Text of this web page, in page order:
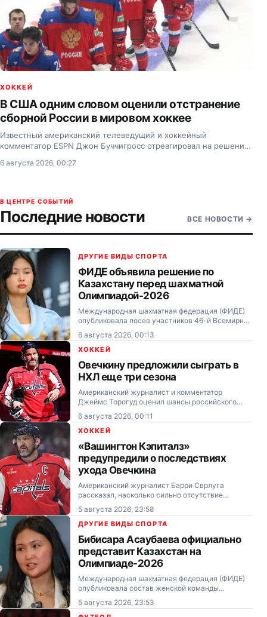
ХОККЕЙ
В США одним словом оценили отстранение
сборной России в мировом хоккее
Известный американский телеведущий и хоккейный
комментатор ESPN Джон Буччигросс отреагировал на решение
сборной России от международных соревнований.
6 августа 2026, 00:27
В ЦЕНТРЕ СОБЫТИЙ
Последние новости ВСЕ НОВОСТИ →
ДРУГИЕ ВИДЫ СПОРТА
ФИДЕ объявила решение по
Казахстану перед шахматной
Олимпиадой-2026
Международная шахматная федерация (ФИДЕ)
опубликовала посев участников 46-й Всемирной
(Узбекистан).
6 августа 2026, 00:13
ХОККЕЙ
Овечкину предложили сыграть в
НХЛ еще три сезона
Американский журналист и комментатор
Джеймс Торогуд оценил шансы российского
истории НХЛ забросить 1000 шайб в регулярных
чемпионатах.
6 августа 2026, 00:11
ХОККЕЙ
«Вашингтон Кэпиталз»
предупредили о последствиях
ухода Овечкина
Американский журналист Барри Сврлуга
рассказал, насколько сильно отсутствие
Кэпиталз» и спортивную жизнь столицы США.
5 августа 2026, 23:58
ДРУГИЕ ВИДЫ СПОРТА
Бибисара Асаубаева официально
представит Казахстан на
Олимпиаде-2026
Международная шахматная федерация (ФИДЕ)
опубликовала состав женской команды
олимпиаду, которая пройдёт с 15 по 27 сентября
5 августа 2026, 23:53